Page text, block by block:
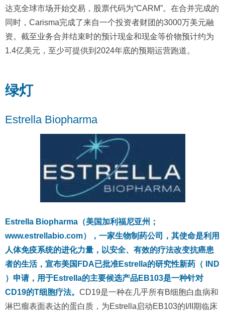
达克全球市场开始交易，股票代码为“CARM”。在合并完成的
同时，Carisma完成了来自一个投资者财团的3000万美元融
资。截至业务合并结束时的预计现金和现金等价物预计约为
1.4亿美元，至少可提供到2024年底的预期运营跑道。
绿灯
Estrella Biopharma
Estrella Biopharma（美国加利福尼亚州；
www.estrellabio.com），一家生物制药公司，其使命是利用
人体免疫系统的进化力量，以安全、有效的疗法改变抗癌患
者的生活，宣布美国FDA已批准Estrella的研究性新药（ IND
）申请，用于Estrella的主要候选产品EB103是一种针对
CD19的T细胞疗法。 CD19是一种在几乎所有B细胞白血病和
淋巴瘤表面表达的蛋白质，为Estrella启动EB103的I/II期临床